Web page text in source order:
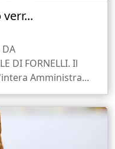
DA
DI FORNELLI. Il
Amministra...